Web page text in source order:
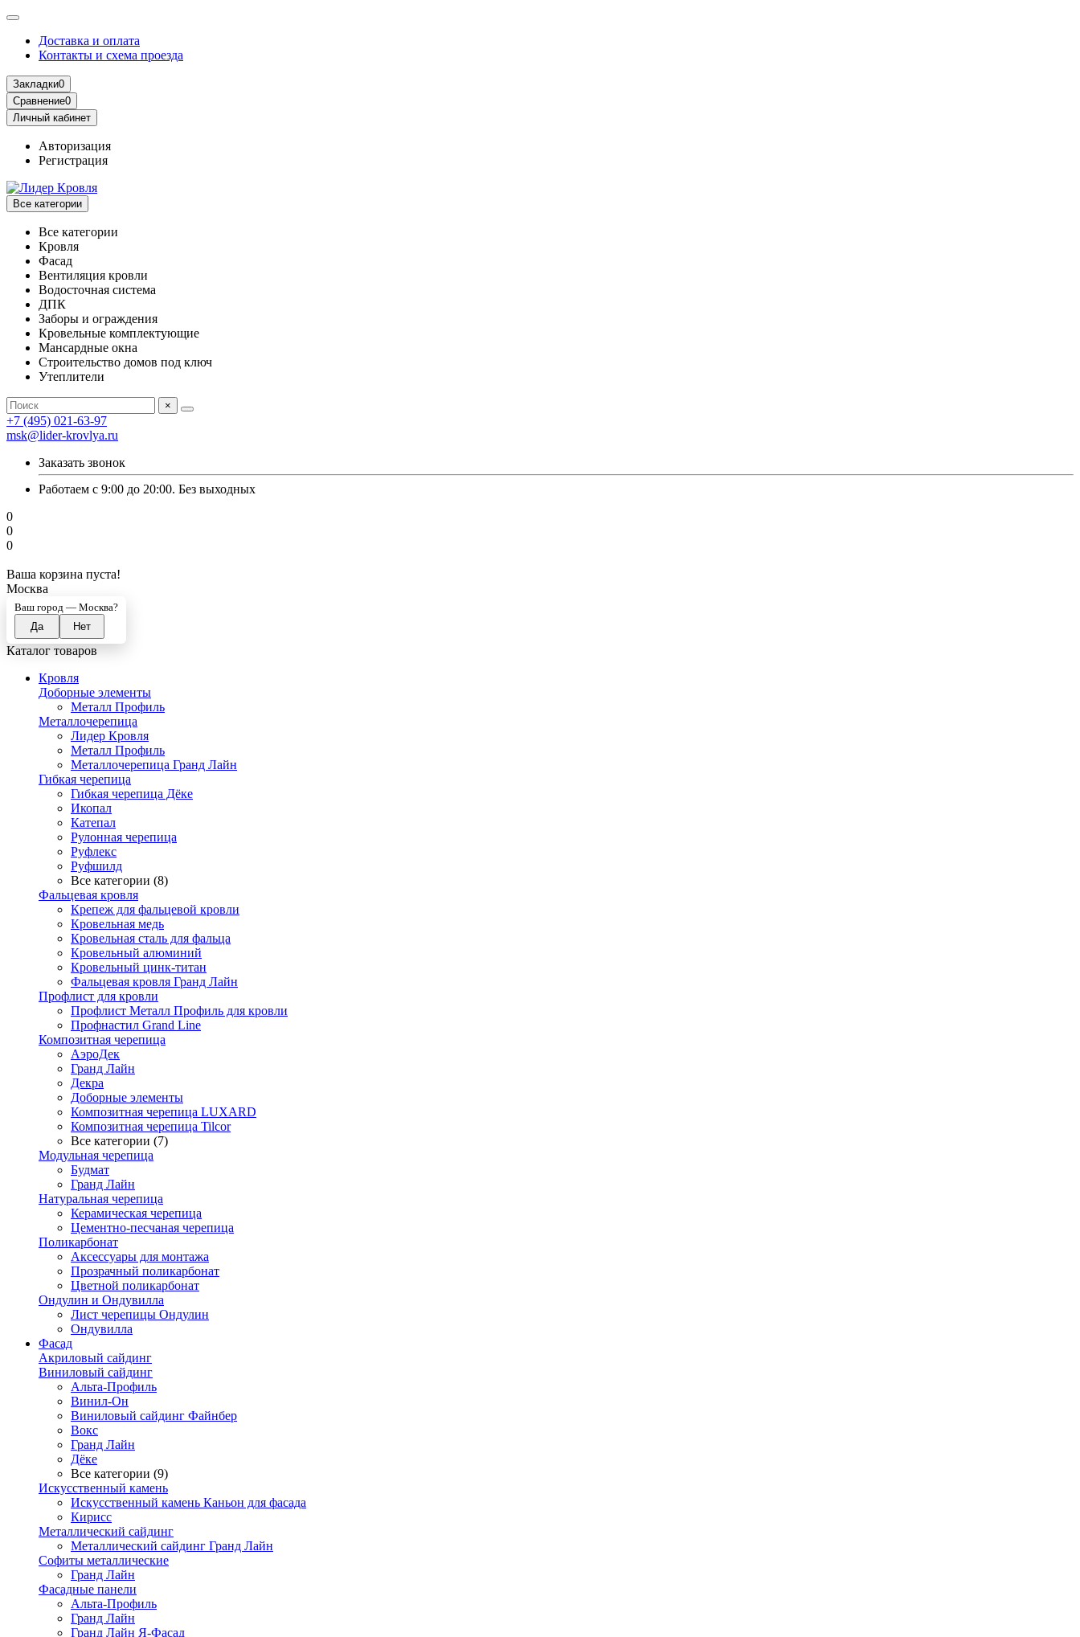
Доставка и оплата
Контакты и схема проезда
Закладки0
Сравнение0
Личный кабинет
Авторизация
Регистрация
Все категории
Все категории
Кровля
Фасад
Вентиляция кровли
Водосточная система
ДПК
Заборы и ограждения
Кровельные комплектующие
Мансардные окна
Строительство домов под ключ
Утеплители
×
+7 (495) 021-63-97
msk@lider-krovlya.ru
Заказать звонок
Работаем с 9:00 до 20:00. Без выходных
0
0
0
Ваша корзина пуста!
Москва
Ваш город — Москва?
Каталог товаров
Кровля
Доборные элементы
Металл Профиль
Металлочерепица
Лидер Кровля
Металл Профиль
Металлочерепица Гранд Лайн
Гибкая черепица
Гибкая черепица Дёке
Икопал
Катепал
Рулонная черепица
Руфлекс
Руфшилд
Все категории (8)
Фальцевая кровля
Крепеж для фальцевой кровли
Кровельная медь
Кровельная сталь для фальца
Кровельный алюминий
Кровельный цинк-титан
Фальцевая кровля Гранд Лайн
Профлист для кровли
Профлист Металл Профиль для кровли
Профнастил Grand Line
Композитная черепица
АэроДек
Гранд Лайн
Декра
Доборные элементы
Композитная черепица LUXARD
Композитная черепица Tilcor
Все категории (7)
Модульная черепица
Будмат
Гранд Лайн
Натуральная черепица
Керамическая черепица
Цементно-песчаная черепица
Поликарбонат
Аксессуары для монтажа
Прозрачный поликарбонат
Цветной поликарбонат
Ондулин и Ондувилла
Лист черепицы Ондулин
Ондувилла
Фасад
Акриловый сайдинг
Виниловый сайдинг
Альта-Профиль
Винил-Он
Виниловый сайдинг Файнбер
Вокс
Гранд Лайн
Дёке
Все категории (9)
Искусственный камень
Искусственный камень Каньон для фасада
Кирисс
Металлический сайдинг
Металлический сайдинг Гранд Лайн
Софиты металлические
Гранд Лайн
Фасадные панели
Альта-Профиль
Гранд Лайн
Гранд Лайн Я-Фасад